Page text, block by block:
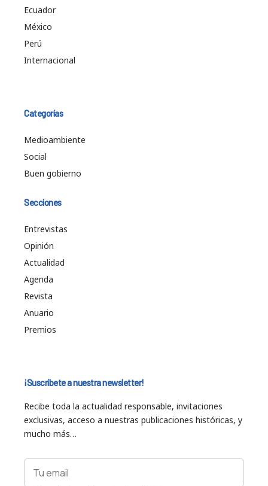
Ecuador
México
Perú
Internacional
Categorías
Medioambiente
Social
Buen gobierno
Secciones
Entrevistas
Opinión
Actualidad
Agenda
Revista
Anuario
Premios
¡Suscríbete a nuestra newsletter!
Recibe toda la actualidad responsable, invitaciones
exclusivas, acceso a nuestras publicaciones históricas, y
mucho más…